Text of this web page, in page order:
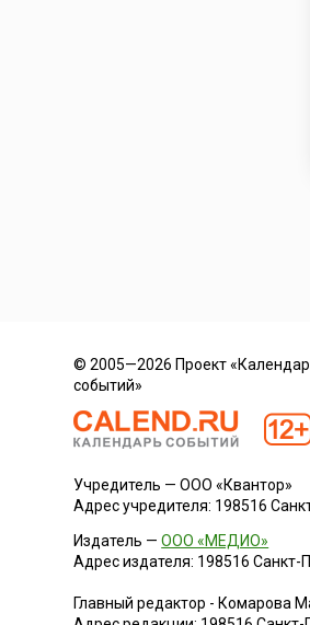
© 2005—2026 Проект
событий»
Учредитель — ООО «Квантор»
Адрес учредителя: 198516
Издатель —ООО «МЕДИО»
Адрес издателя: 198516 Санкт-
Главный редактор - Комарова